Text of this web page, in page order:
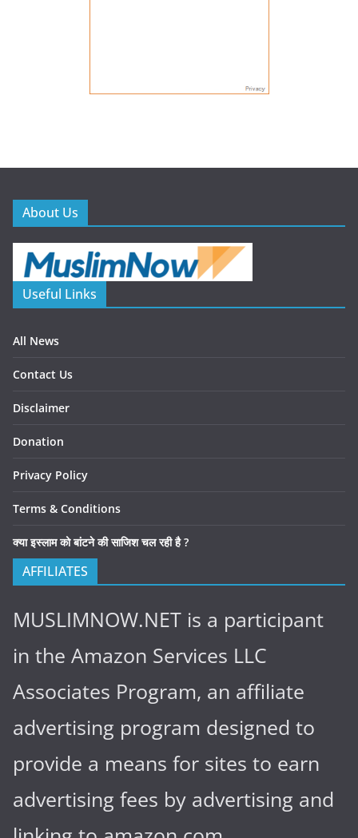
About Us
Useful Links
All News
Contact Us
Disclaimer
Donation
Privacy Policy
Terms & Conditions
क्या इस्लाम को बांटने की साजिश चल रही है ?
AFFILIATES
MUSLIMNOW.NET is a participant
in the Amazon Services LLC
Associates Program, an affiliate
advertising program designed to
provide a means for sites to earn
advertising fees by advertising and